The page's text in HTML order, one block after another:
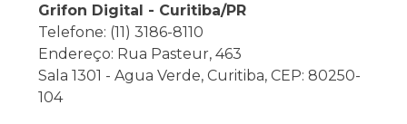
Grifon Digital - Curitiba/PR
Telefone: (11) 3186-8110
Endereço: Rua Pasteur, 463
Sala 1301 - Agua Verde, Curitiba, CEP: 80250-
104